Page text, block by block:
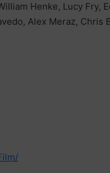
Henke, Lucy Fry,
Alex Meraz, Chris